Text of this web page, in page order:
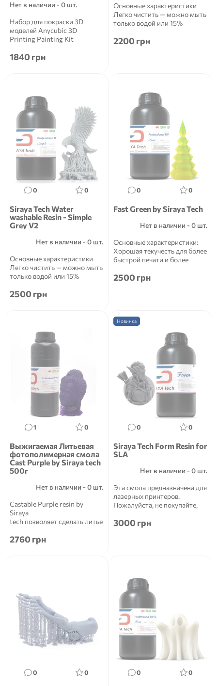
Нет в наличии - 0 шт.
Набор для покраски 3D
моделей Anycubic 3D
Printing Painting Kit
Printing Pa...
1840 грн
Основные характеристики
Легко чистить — можно мыть
только водой или 15%
2200 грн
0 0
Siraya Tech Water
washable Resin - Simple
Grey V2
Нет в наличии - 0 шт.
Основные характеристики
Легко чистить — можно мыть
только водой или 15%
2500 грн
0 0
Fast Green by Siraya Tech
Нет в наличии - 0 шт.
Основные характеристики:
Хорошая текучесть для более
быстрой печати и более
2500 грн
1 0
Выжигаемая Литьевая
фотополимерная смола
Cast Purple by Siraya tech
500г
Нет в наличии - 0 шт.
Castable Purple resin by
Siraya
tech позволяет сделать литье
2760 грн
Новинка
0 0
Siraya Tech Form Resin for
SLA
Нет в наличии - 0 шт.
Эта смола предназначена для
лазерных принтеров.
Пожалуйста, не покупайте,
3000 грн
0 0 0 0